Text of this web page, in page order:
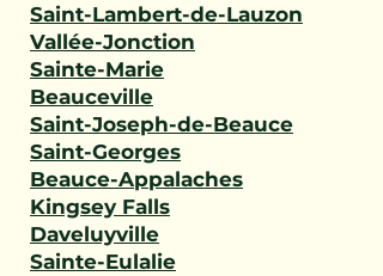
Saint-Lambert-de-Lauzon
Vallée-Jonction
Sainte-Marie
Beauceville
Saint-Joseph-de-Beauce
Saint-Georges
Beauce-Appalaches
Kingsey Falls
Daveluyville
Sainte-Eulalie